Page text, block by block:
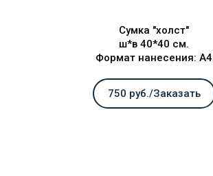
Сумка "холст"
ш*в 40*40 см.
Формат нанесения: А4
750 руб./Заказать